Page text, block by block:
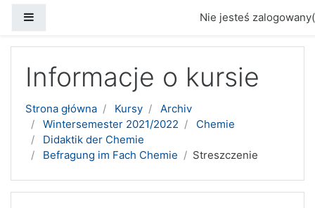
Nie jesteś
Informacje o kursie
Strona główna Kursy
Archiv
Wintersemester 2021/2022
Chemie
Didaktik der Chemie
Befragung im Fach Chemie
Streszczenie